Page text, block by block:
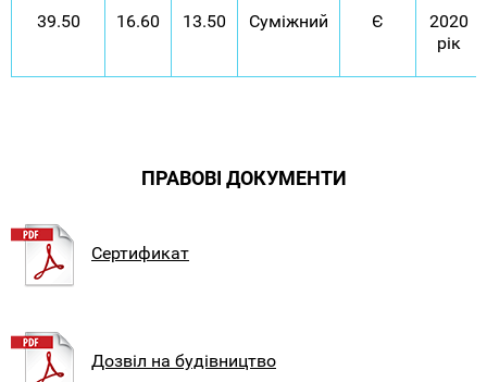
39.50 16.60 13.50 Суміжний Є
2020
рік
ПРАВОВІ ДОКУМЕНТИ
Сертификат
Дозвіл на будівництво